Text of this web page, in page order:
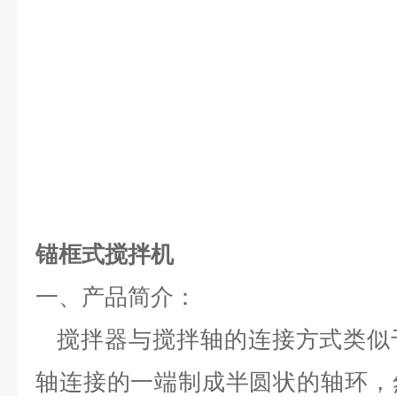
锚框式搅拌机
一、 产品简介：
搅拌器与搅拌轴的连接方式类
轴连接的一端制成半圆状的轴环